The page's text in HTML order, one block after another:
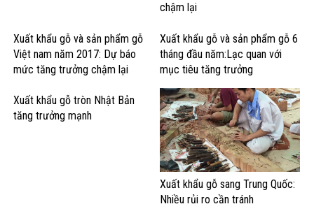
chậm lại
Xuất khẩu gỗ và sản phẩm gỗ
Việt nam năm 2017: Dự báo
mức tăng trưởng chậm lại
Xuất khẩu gỗ và sản phẩm gỗ 6
tháng đầu năm:Lạc quan với
mục tiêu tăng trưởng
Xuất khẩu gỗ tròn Nhật Bản
tăng trưởng mạnh
Xuất khẩu gỗ sang Trung Quốc:
Nhiều rủi ro cần tránh